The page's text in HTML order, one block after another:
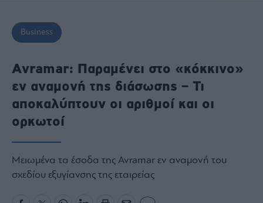
Τράπεζες
Ναυτιλία
Estate
Ενέργεια
Πολιτική
Πολιτισμός
Bloomberg
Business
Avramar: Παραμένει στο «κόκκινο»
εν αναμονή της διάσωσης – Τι
αποκαλύπτουν οι αριθμοί και οι
ορκωτοί
Μειωμένα τα έσοδα της Avramar εν αναμονή του
σχεδίου εξυγίανσης της εταιρείας